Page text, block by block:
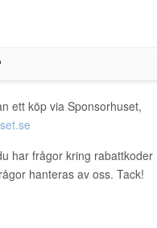
ett köp via Sponsorhuset,
har frågor kring rabattkoder
hanteras av oss. Tack!